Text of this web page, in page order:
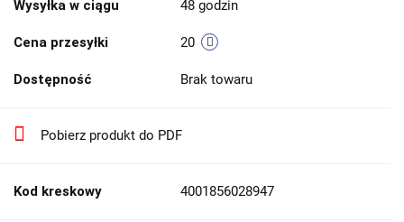
Wysyłka w ciągu 48 godzin
Cena przesyłki 20
Dostępność Brak towaru
Pobierz produkt do PDF
Kod kreskowy 4001856028947